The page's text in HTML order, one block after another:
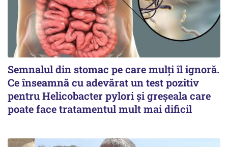
Semnalul din stomac pe care mulți îl ignoră.
Ce înseamnă cu adevărat un test pozitiv
pentru Helicobacter pylori și greșeala care
poate face tratamentul mult mai dificil